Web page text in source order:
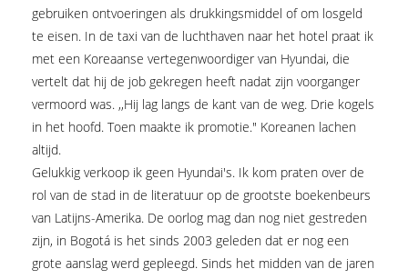
gebruiken ontvoeringen als drukkingsmiddel of om losgeld
te eisen. In de taxi van de luchthaven naar het hotel praat ik
met een Koreaanse vertegenwoordiger van Hyundai, die
vertelt dat hij de job gekregen heeft nadat zijn voorganger
vermoord was. ,,Hij lag langs de kant van de weg. Drie kogels
in het hoofd. Toen maakte ik promotie." Koreanen lachen
altijd.
Gelukkig verkoop ik geen Hyundai's. Ik kom praten over de
rol van de stad in de literatuur op de grootste boekenbeurs
van Latijns-Amerika. De oorlog mag dan nog niet gestreden
zijn, in Bogotá is het sinds 2003 geleden dat er nog een
grote aanslag werd gepleegd. Sinds het midden van de jaren